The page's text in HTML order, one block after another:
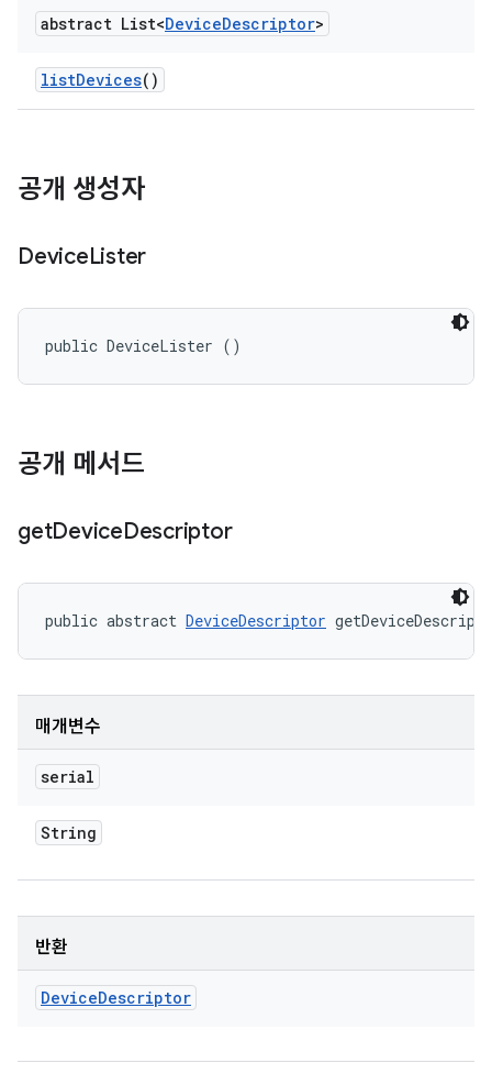
abstract List<DeviceDescriptor>
listDevices()
공개 생성자
DeviceLister
public DeviceLister ()
공개 메서드
getDeviceDescriptor
public abstract DeviceDescriptor
매개변수
serial
String
반환
DeviceDescriptor